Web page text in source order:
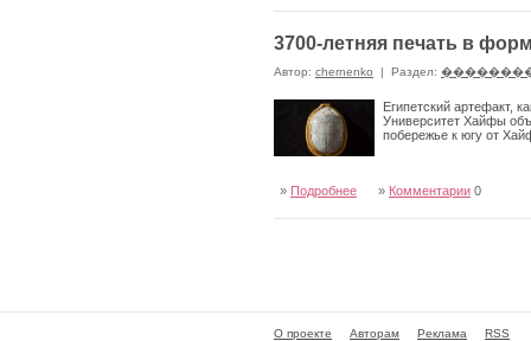
3700-летняя печать в
Автор: chernenko | Раздел:
Египетский артефакт,
Университет Хайфы
побережье к югу от
» Подробнее » Комментарии 0
О проекте Авторам Реклама RSS